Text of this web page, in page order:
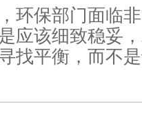
环保部门面临
应该细致稳妥
找平衡，而不